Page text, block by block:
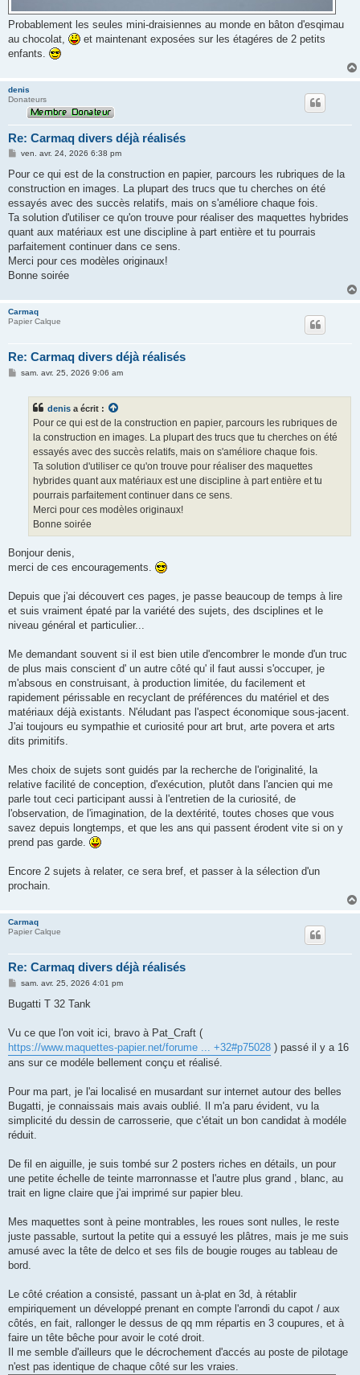
Probablement les seules mini-draisiennes au monde en bâton d'esqimau
au chocolat,
et maintenant exposées sur les étagéres de 2 petits
enfants.
denis
Donateurs
Re: Carmaq divers déjà réalisés
M
s
a
g
ven. avr. 24, 2026 6:38 pm
Pour ce qui est de la construction en papier, parcours les rubriques de la
construction en images. La plupart des trucs que tu cherches on été
essayés avec des succès relatifs, mais on s'améliore chaque fois.
Ta solution d'utiliser ce qu'on trouve pour réaliser des maquettes hybrides
quant aux matériaux est une discipline à part entière et tu pourrais
parfaitement continuer dans ce sens.
Merci pour ces modèles originaux!
Bonne soirée
Carmaq
Papier Calque
Re: Carmaq divers déjà réalisés
Msam. avr. 25, 2026 9:06 am
denis a écrit :
Pour ce qui est de la construction en papier, parcours les rubriques de
la construction en images. La plupart des trucs que tu cherches on été
essayés avec des succès relatifs, mais on s'améliore chaque fois.
Ta solution d'utiliser ce qu'on trouve pour réaliser des maquettes
hybrides quant aux matériaux est une discipline à part entière et tu
pourrais parfaitement continuer dans ce sens.
Merci pour ces modèles originaux!
Bonne soirée
Bonjour denis,
merci de ces encouragements.
Depuis que j'ai découvert ces pages, je passe beaucoup de temps à lire
et suis vraiment épaté par la variété des sujets, des dsciplines et le
niveau général et particulier...
Me demandant souvent si il est bien utile d'encombrer le monde d'un truc
de plus mais conscient d' un autre côté qu' il faut aussi s'occuper, je
m'absous en construisant, à production limitée, du facilement et
rapidement périssable en recyclant de préférences du matériel et des
matériaux déjà existants. N'éludant pas l'aspect économique sous-jacent.
J'ai toujours eu sympathie et curiosité pour art brut, arte povera et arts
dits primitifs.
Mes choix de sujets sont guidés par la recherche de l'originalité, la
relative facilité de conception, d'exécution, plutôt dans l'ancien qui me
parle tout ceci participant aussi à l'entretien de la curiosité, de
l'observation, de l'imagination, de la dextérité, toutes choses que vous
savez depuis longtemps, et que les ans qui passent érodent vite si on y
prend pas garde.
Encore 2 sujets à relater, ce sera bref, et passer à la sélection d'un
prochain.
Carmaq
Papier Calque
Re: Carmaq divers déjà réalisés
M
s
g
sam. avr. 25, 2026 4:01 pm
Bugatti T 32 Tank
Vu ce que l'on voit ici, bravo à Pat_Craft (
https://www.maquettes-papier.net/forume ... +32#p75028 ) passé il y a 16
ans sur ce modéle bellement conçu et réalisé.
Pour ma part, je l'ai localisé en musardant sur internet autour des belles
Bugatti, je connaissais mais avais oublié. Il m'a paru évident, vu la
simplicité du dessin de carrosserie, que c'était un bon candidat à modéle
réduit.
De fil en aiguille, je suis tombé sur 2 posters riches en détails, un pour
une petite échelle de teinte marronnasse et l'autre plus grand , blanc, au
trait en ligne claire que j'ai imprimé sur papier bleu.
Mes maquettes sont à peine montrables, les roues sont nulles, le reste
juste passable, surtout la petite qui a essuyé les plâtres, mais je me suis
amusé avec la tête de delco et ses fils de bougie rouges au tableau de
bord.
Le côté création a consisté, passant un à-plat en 3d, à rétablir
empiriquement un développé prenant en compte l'arrondi du capot / aux
côtés, en fait, rallonger le dessus de qq mm répartis en 3 coupures, et à
faire un tête bêche pour avoir le coté droit.
Il me semble d'ailleurs que le décrochement d'accés au poste de pilotage
n'est pas identique de chaque côté sur les vraies.